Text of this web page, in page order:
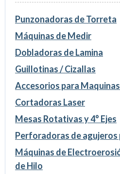
Punzonadoras de Torreta
Máquinas de Medir
Dobladoras de Lamina
Guillotinas / Cizallas
Accesorios para
Cortadoras Laser
Mesas Rotativas y 4° Ejes
Perforadoras de
Máquinas de
de Hilo